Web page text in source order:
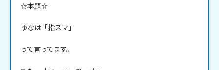
☆本題☆
ゆなは「指スマ」
って言ってます。